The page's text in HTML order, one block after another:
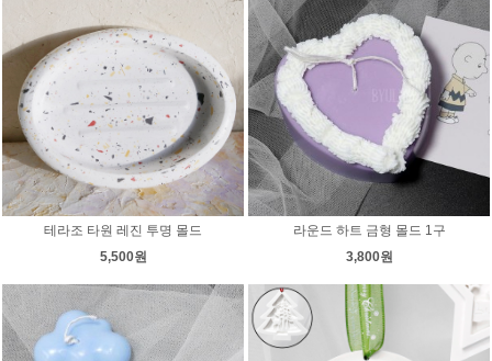
테라조 타원 레진 투명 몰드
5,500원
라운드 하트 금형 몰드 1구
3,800원